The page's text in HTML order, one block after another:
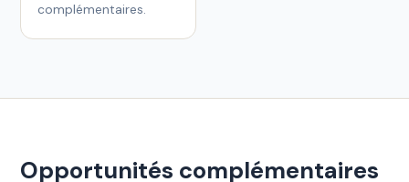
complémentaires.
Opportunités complémentaires